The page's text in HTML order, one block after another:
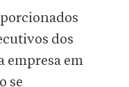
dos
empresa em
se